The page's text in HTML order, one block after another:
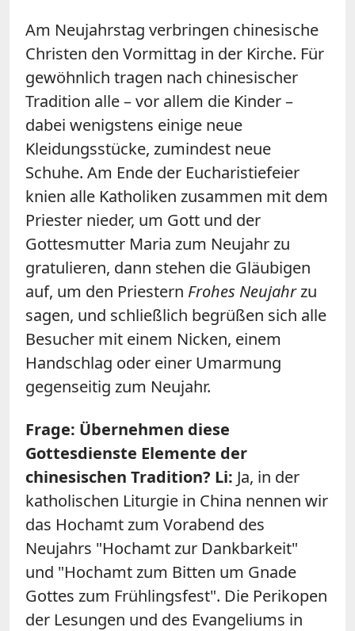
Am Neujahrstag verbringen chinesische
Christen den Vormittag in der Kirche. Für
gewöhnlich tragen nach chinesischer
Tradition alle – vor allem die Kinder –
dabei wenigstens einige neue
Kleidungsstücke, zumindest neue
Schuhe. Am Ende der Eucharistiefeier
knien alle Katholiken zusammen mit dem
Priester nieder, um Gott und der
Gottesmutter Maria zum Neujahr zu
gratulieren, dann stehen die Gläubigen
auf, um den Priestern Frohes Neujahrzu
sagen, und schließlich begrüßen sich alle
Besucher mit einem Nicken, einem
Handschlag oder einer Umarmung
gegenseitig zum Neujahr.
Frage: Übernehmen diese
Gottesdienste Elemente der
chinesischen Tradition? Li: Ja, in der
katholischen Liturgie in China nennen wir
das Hochamt zum Vorabend des
Neujahrs "Hochamt zur Dankbarkeit"
und "Hochamt zum Bitten um Gnade
Gottes zum Frühlingsfest". Die Perikopen
der Lesungen und des Evangeliums in